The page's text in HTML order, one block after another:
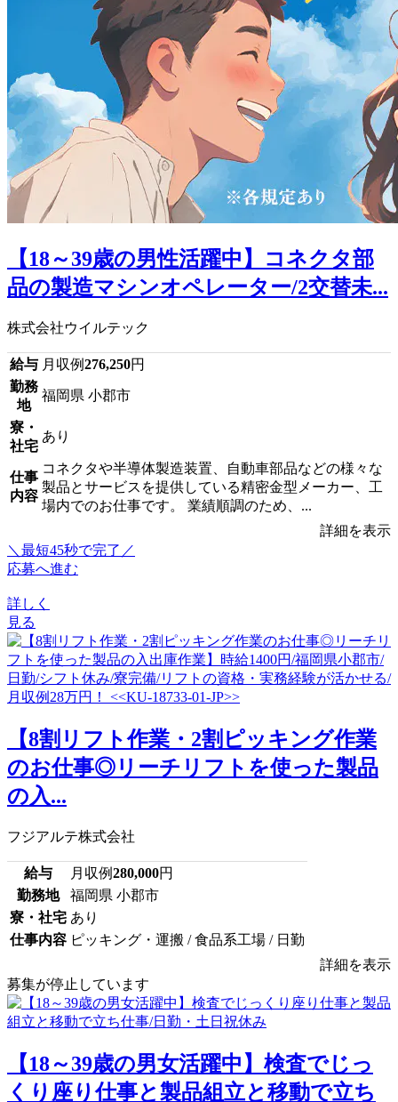
【18～39歳の男性活躍中】コネクタ部
品の製造マシンオペレーター/2交替未...
株式会社ウイルテック
給与 月収例276,250円
勤務
地
福岡県 小郡市
寮・
社宅
あり
仕事
内容
コネクタや半導体製造装置、自動車部品などの様々な
製品とサービスを提供している精密金型メーカー、工
場内でのお仕事です。 業績順調のため、...
詳細を表示
＼最短45秒で完了／
応募へ進む
詳しく
見る
【8割リフト作業・2割ピッキング作業
のお仕事◎リーチリフトを使った製品
の入...
フジアルテ株式会社
給与 月収例280,000円
勤務地
福岡県 小郡市
寮・社宅 あり
仕事内容 ピッキング・運搬 / 食品系工場 / 日勤
詳細を表示
募集が停止しています
【18～39歳の男女活躍中】検査でじっ
くり座り仕事と製品組立と移動で立ち